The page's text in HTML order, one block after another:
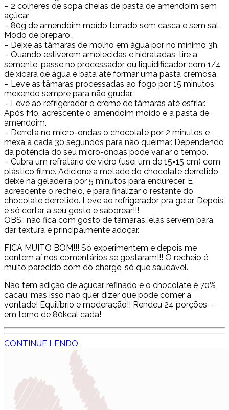
– 2 colheres de sopa cheias de pasta de amendoim sem
açúcar
– 80g de amendoim moído torrado sem casca e sem sal .
Modo de preparo .
– Deixe as tâmaras de molho em água por no mínimo 3h.
– Quando estiverem amolecidas e hidratadas, tire a
semente, passe no processador ou liquidificador com 1/4
de xícara de água e bata até formar uma pasta cremosa.
– Leve as tâmaras processadas ao fogo por 15 minutos,
mexendo sempre para não grudar.
– Leve ao refrigerador o creme de tâmaras até esfriar.
Após frio, acrescente o amendoim moído e a pasta de
amendoim.
– Derreta no micro-ondas o chocolate por 2 minutos e
mexa a cada 30 segundos para não queimar. Dependendo
da potência do seu micro-ondas pode variar o tempo.
– Cubra um refratário de vidro (usei um de 15×15 cm) com
plástico filme. Adicione a metade do chocolate derretido,
deixe na geladeira por 5 minutos para endurecer. E
acrescente o recheio, e para finalizar o restante do
chocolate derretido. Leve ao refrigerador pra gelar. Depois
é só cortar a seu gosto e saborear!!!
OBS.: não fica com gosto de tâmaras…elas servem para
dar textura e principalmente adoçar.
FICA MUITO BOM!!! Só experimentem e depois me
contem aí nos comentários se gostaram!!! O recheio é
muito parecido com do charge, só que saudável.
Não tem adição de açúcar refinado e o chocolate é 70%
cacau, mas isso não quer dizer que pode comer à
vontade! Equilíbrio e moderação!! Rendeu 24 porções –
em torno de 80kcal cada!
CONTINUE LENDO